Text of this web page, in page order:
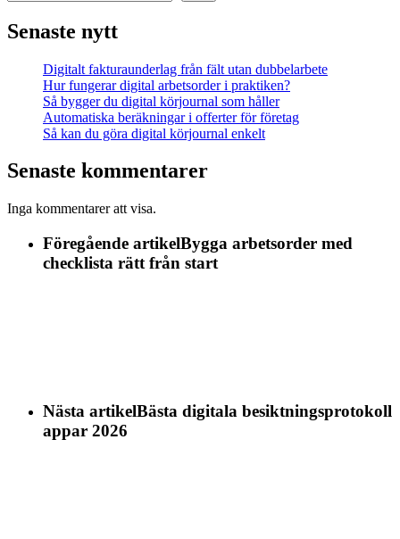
Senaste nytt
Digitalt fakturaunderlag från fält utan dubbelarbete
Hur fungerar digital arbetsorder i praktiken?
Så bygger du digital körjournal som håller
Automatiska beräkningar i offerter för företag
Så kan du göra digital körjournal enkelt
Senaste kommentarer
Inga kommentarer att visa.
Föregående artikelBygga arbetsorder med
checklista rätt från start
Nästa artikelBästa digitala besiktningsprotokoll
appar 2026